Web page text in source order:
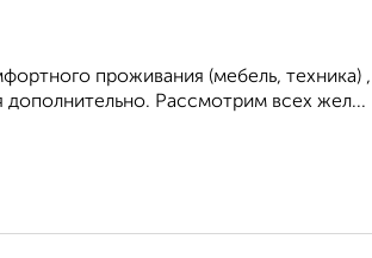
проживания (мебель, техника)
дополнительно. Рассмотрим всех жел...